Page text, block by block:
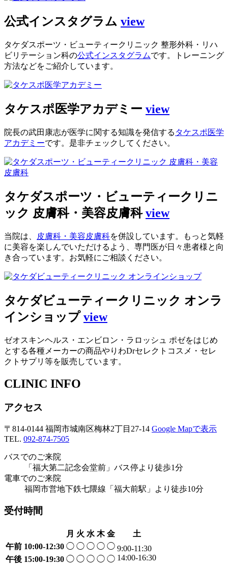
公式インスタグラム view
タケダスポーツ・ビューティークリニック 整形外科・リハ
ビリテーション科の公式インスタグラムです。トレーニング
方法などをご紹介しています。
タケスポ医学アカデミー view
院長の武田康志が医学に関する知識を発信する タケスポ医学
アカデミーです。是非チェックしてください。
タケダスポーツ・ビューティークリニ
ック 皮膚科・美容皮膚科view
当院は、 皮膚科・美容皮膚科を併設しています。もっと気軽
に美容を楽しんでいただけるよう、専門医が日々患者様と向
き合っています。お気軽にご相談ください。
タケダビューティークリニック オンラ
インショップview
ゼオスキンヘルス・エンビロン・ラロッシュ ポゼをはじめ
とする各種メーカーの商品やりわDrセレクトコスメ・セレ
クトサプリ等を販売しています。
CLINIC INFO
アクセス
〒814-0144 福岡市城南区梅林2丁目27-14 Google Mapで表示
TEL. 092-874-7505
バスでのご来院
「福大第二記念会堂前」バス停より徒歩1分
電車でのご来院
福岡市営地下鉄七隈線「福大前駅」より徒歩10分
受付時間
月 火 水 木 金
土
午前 10:00-12:30 ◯ ◯ ◯ ◯ ◯ 9:00-11:30
14:00-16:30
午後 15:00-19:30 ◯ ◯ ◯ ◯ ◯